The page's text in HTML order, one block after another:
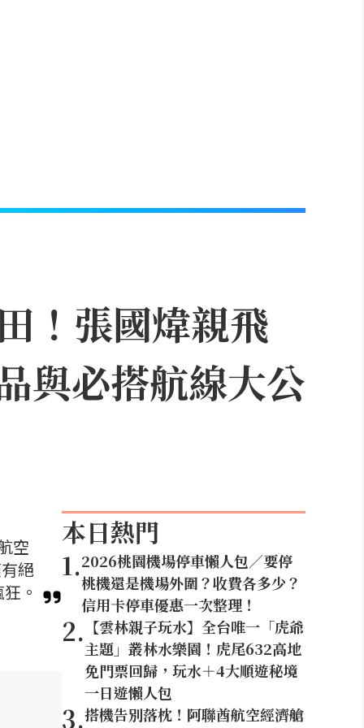
！張國煒親飛
與必搭航線大公
空
絕
。
本日熱門
1.2026桃園機場停車懶人包／要停
桃機還是機場外圍？收費各多少？
信用卡停車優惠一次整理！
2. 【雲林親子玩水】全台唯一「虎爺
主題」叢林水樂園！虎尾632高地
免門票回歸，玩水＋4大順遊秘境
一日遊懶人包
3.搭機告別落枕！阿聯酋航空經濟艙